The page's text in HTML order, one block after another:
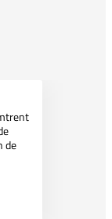
de